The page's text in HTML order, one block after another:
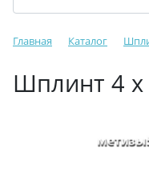
Главная Каталог
Шплинт 4 х